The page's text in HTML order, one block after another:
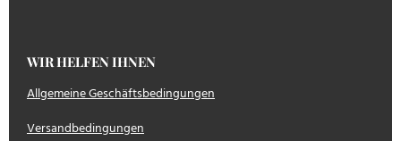
WIR HELFEN IHNEN
Allgemeine Geschäftsbedingungen
Versandbedingungen